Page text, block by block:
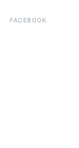
FACEBOOK